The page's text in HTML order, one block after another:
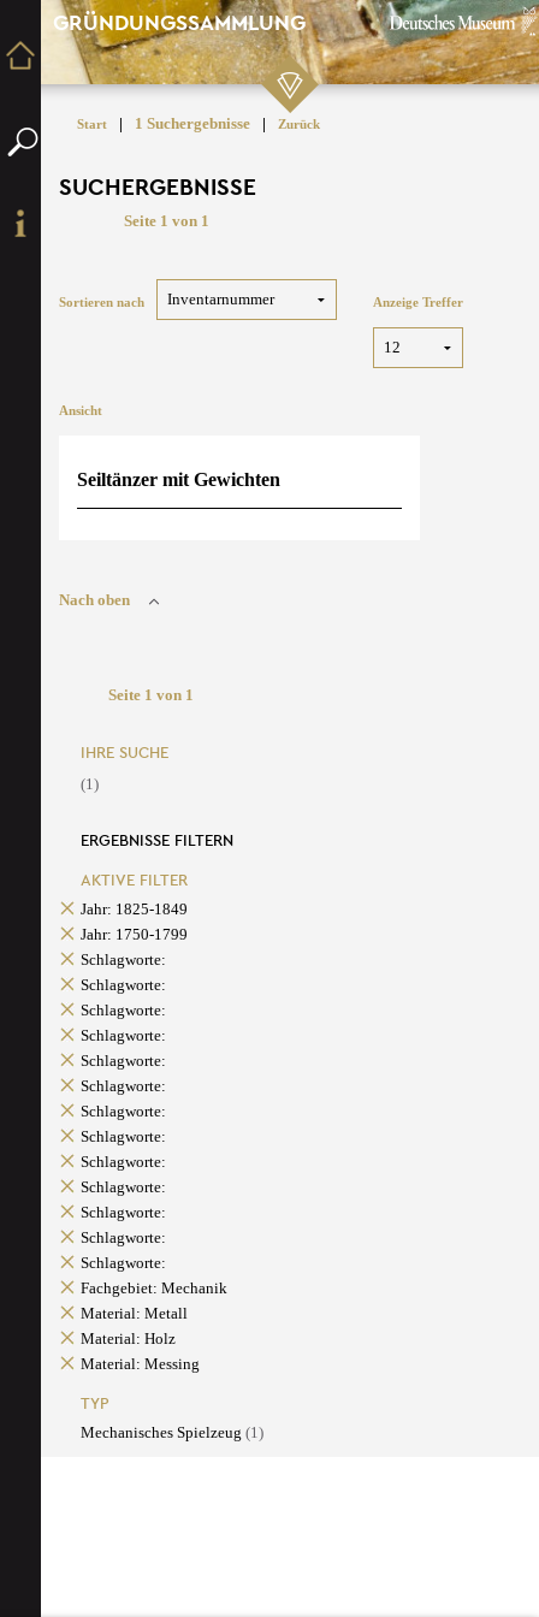
GRÜNDUNGSSAMMLUNG
Start | 1 Suchergebnisse | Zurück
SUCHERGEBNISSE
Seite 1 von 1
Sortieren nach Anzeige Treffer
Ansicht
Seiltänzer mit Gewichten
Nach oben
Seite 1 von 1
IHRE SUCHE
(1)
ERGEBNISSE FILTERN
AKTIVE FILTER
Jahr: 1825-1849
Jahr: 1750-1799
Schlagworte:
Schlagworte:
Schlagworte:
Schlagworte:
Schlagworte:
Schlagworte:
Schlagworte:
Schlagworte:
Schlagworte:
Schlagworte:
Schlagworte:
Schlagworte:
Schlagworte:
Fachgebiet: Mechanik
Material: Metall
Material: Holz
Material: Messing
TYP
Mechanisches Spielzeug (1)